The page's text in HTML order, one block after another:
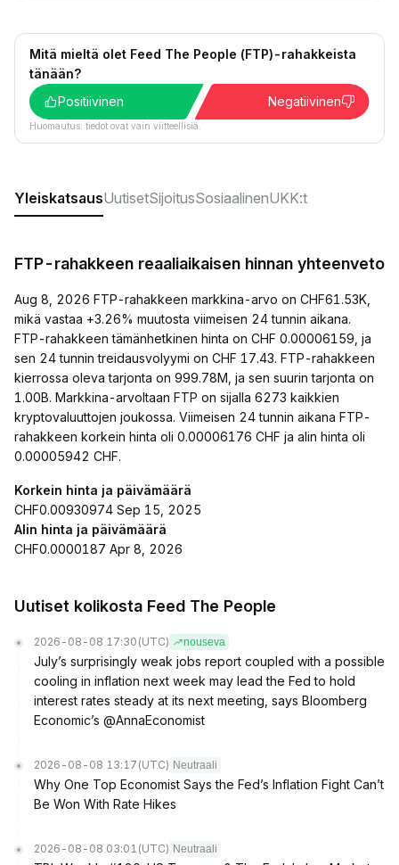
Mitä mieltä olet Feed The People (FTP)-rahakkeista
tänään?
Positiivinen
Negatiivinen
Huomautus: tiedot ovat vain viitteellisiä.
YleiskatsausUutisetSijoitusSosiaalinenUKK:t
FTP-rahakkeen reaaliaikaisen hinnan yhteenveto
Aug 8, 2026 FTP-rahakkeen markkina-arvo on CHF61.53K,
mikä vastaa +3.26% muutosta viimeisen 24 tunnin aikana.
FTP-rahakkeen tämänhetkinen hinta on CHF 0.00006159, ja
sen 24 tunnin treidausvolyymi on CHF 17.43. FTP-rahakkeen
kierrossa oleva tarjonta on 999.78M, ja sen suurin tarjonta on
1.00B. Markkina-arvoltaan FTP on sijalla 6273 kaikkien
kryptovaluuttojen joukossa. Viimeisen 24 tunnin aikana FTP-
rahakkeen korkein hinta oli 0.00006176 CHF ja alin hinta oli
0.00005942 CHF.
Korkein hinta ja päivämäärä
CHF0.00930974 Sep 15, 2025
Alin hinta ja päivämäärä
CHF0.0000187 Apr 8, 2026
Uutiset kolikosta Feed The People
2026-08-08 17:30 (UTC) nouseva
July’s surprisingly weak jobs report coupled with a possible
cooling in inflation next week may lead the Fed to hold
interest rates steady at its next meeting, says Bloomberg
Economic’s @AnnaEconomist
2026-08-08 13:17 (UTC) Neutraali
Why One Top Economist Says the Fed’s Inflation Fight Can’t
Be Won With Rate Hikes
2026-08-08 03:01 (UTC) Neutraali